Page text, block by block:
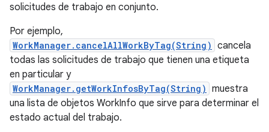
solicitudes de trabajo en conjunto.
Por ejemplo,
WorkManager.cancelAllWorkByTag(String) cancela
todas las solicitudes de trabajo que tienen una etiqueta
en particular y
WorkManager.getWorkInfosByTag(String) muestra
una lista de objetos WorkInfo que sirve para determinar el
estado actual del trabajo.